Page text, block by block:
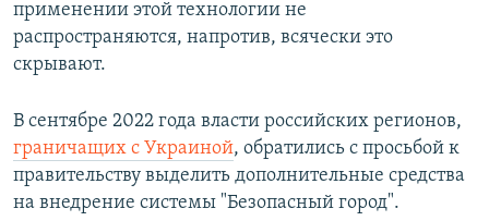
применении этой технологии не
распространяются, напротив, всячески это
скрывают.
В сентябре 2022 года власти российских регионов,
граничащих с Украиной, обратились с просьбой к
правительству выделить дополнительные средства
на внедрение системы "Безопасный город".